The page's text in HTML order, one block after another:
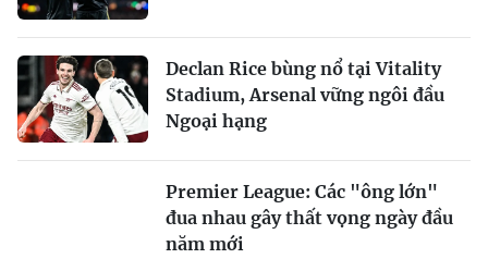
Declan Rice bùng nổ tại Vitality
Stadium, Arsenal vững ngôi đầu
Ngoại hạng
Premier League: Các "ông lớn"
đua nhau gây thất vọng ngày đầu
năm mới